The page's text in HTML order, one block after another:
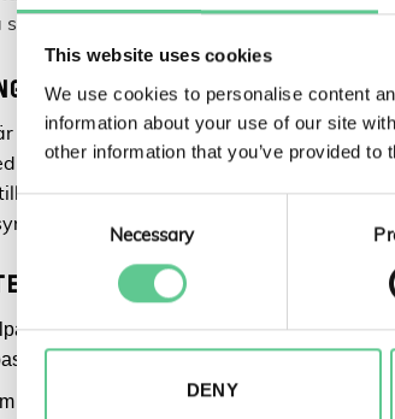
This website uses cookies
We use cookies to personalise content
information about your use of our site
other information that you’ve provided
Consent
Selection
Necessary
DENY
samarbete med Ný engineering”, säger
I STÅL OCH BETONG
speciellt med detta projekt är att
så att den har den
betongfundament. För att
till materialets ledningsförmåga,
FÖRDELAR MED EN
är mycket starka och kan bära tunga
som förankrar stolpen i marken, vilket gör
är behandlat mot korrosion, tillsammans